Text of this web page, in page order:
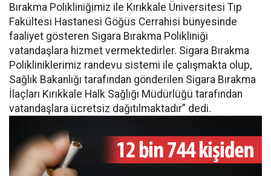
Bırakma Polikliniğimiz ile Kırıkkale Üniversitesi Tıp
Fakültesi Hastanesi Göğüs Cerrahisi bünyesinde
faaliyet gösteren Sigara Bırakma Polikliniği
vatandaşlara hizmet vermektedirler. Sigara Bırakma
Polikliniklerimiz randevu sistemi ile çalışmakta olup,
Sağlık Bakanlığı tarafından gönderilen Sigara Bırakma
İlaçları Kırıkkale Halk Sağlığı Müdürlüğü tarafından
vatandaşlara ücretsiz dağıtılmaktadır” dedi.